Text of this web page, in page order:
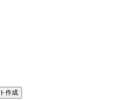
作成